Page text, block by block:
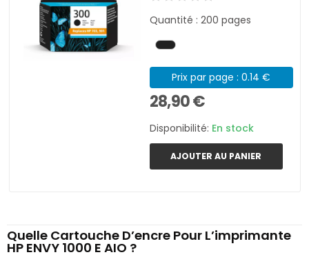
Quantité : 200 pages
Prix par page : 0.14 €
28,90 €
Disponibilité: En stock
AJOUTER AU PANIER
Quelle Cartouche D’encre Pour L’imprimante
HP ENVY 1000 E AIO ?